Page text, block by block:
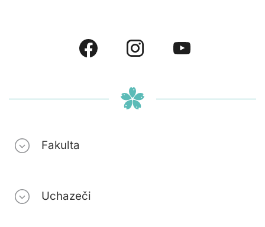
Fakulta
Uchazeči